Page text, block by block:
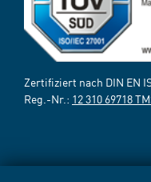
Zertifiziert nach DIN EN
Reg.-Nr.: 12 310 69718